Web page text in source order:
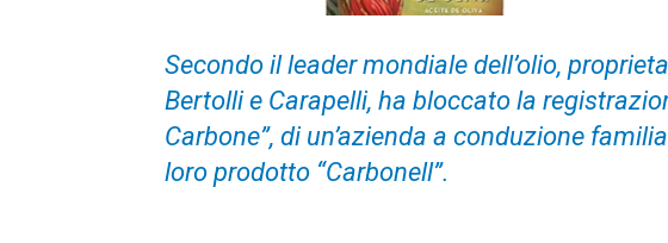
Secondo il leader mondiale dell’olio,
Bertolli e Carapelli, ha bloccato la
Carbone”, di un’azienda a conduzione
loro prodotto “Carbonell”.